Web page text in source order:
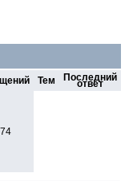
Тем Последний
ответ